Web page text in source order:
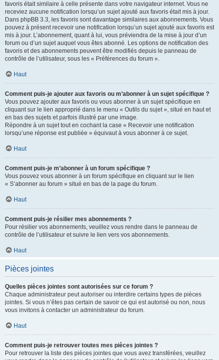
favoris était similaire à celle présente dans votre navigateur internet. Vous ne
receviez aucune notification lorsqu’un sujet ajouté aux favoris était mis à jour.
Dans phpBB 3.3, les favoris sont davantage similaires aux abonnements. Vous
pouvez à présent recevoir une notification lorsqu’un sujet ajouté aux favoris est
mis à jour. L’abonnement, quant à lui, vous préviendra de la mise à jour d’un
forum ou d’un sujet auquel vous êtes abonné. Les options de notification des
favoris et des abonnements peuvent être modifiés depuis le panneau de
contrôle de l’utilisateur, sous les « Préférences du forum ».
Haut
Comment puis-je ajouter aux favoris ou m’abonner à un sujet spécifique ?
Vous pouvez ajouter aux favoris ou vous abonner à un sujet spécifique en
cliquant sur le lien approprié dans le menu « Outils du sujet », situé en haut et
en bas des sujets et parfois illustré par une image.
Répondre à un sujet tout en cochant la case « Recevoir une notification
lorsqu’une réponse est publiée » équivaut à vous abonner à ce sujet.
Haut
Comment puis-je m’abonner à un forum spécifique ?
Vous pouvez vous abonner à un forum spécifique en cliquant sur le lien
« S’abonner au forum » situé en bas de la page du forum.
Haut
Comment puis-je résilier mes abonnements ?
Pour résilier vos abonnements, veuillez vous rendre dans le panneau de
contrôle de l’utilisateur et suivre le lien vers vos abonnements.
Haut
Pièces jointes
Quelles pièces jointes sont autorisées sur ce forum ?
Chaque administrateur peut autoriser ou interdire certains types de pièces
jointes. Si vous n’êtes pas certain de savoir ce qui est autorisé ou non, nous
vous invitons à contacter un administrateur du forum.
Haut
Comment puis-je retrouver toutes mes pièces jointes ?
Pour retrouver la liste des pièces jointes que vous avez transférées, veuillez